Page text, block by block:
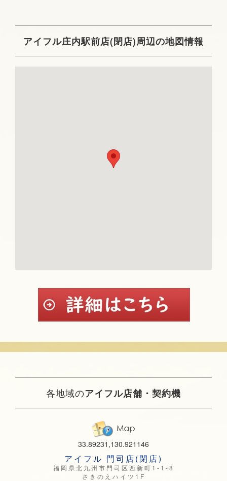
アイフル庄内駅前店(閉店)周辺の地図情報
各地域のアイフル店舗・契約機
33.89231,130.921146
アイフル 門司店(閉店)
福岡県北九州市門司区西新町1-1-8
さきのえハイツ1F